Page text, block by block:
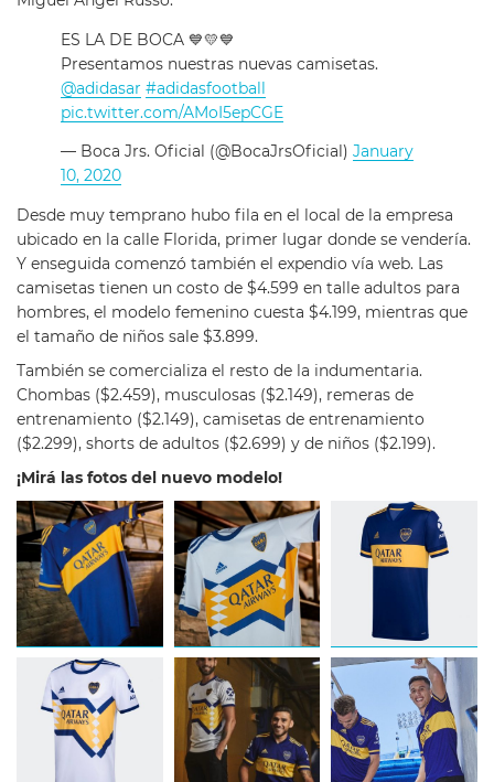
ES LA DE BOCA 💙💛💙
Presentamos nuestras nuevas camisetas.
@adidasar #adidasfootball
pic.twitter.com/AMoI5epCGE
— Boca Jrs. Oficial (@BocaJrsOficial) January
10, 2020
Desde muy temprano hubo fila en el local de la empresa
ubicado en la calle Florida, primer lugar donde se vendería.
Y enseguida comenzó también el expendio vía web. Las
camisetas tienen un costo de $4.599 en talle adultos para
hombres, el modelo femenino cuesta $4.199, mientras que
el tamaño de niños sale $3.899.
También se comercializa el resto de la indumentaria.
Chombas ($2.459), musculosas ($2.149), remeras de
entrenamiento ($2.149), camisetas de entrenamiento
($2.299), shorts de adultos ($2.699) y de niños ($2.199).
¡Mirá las fotos del nuevo modelo!